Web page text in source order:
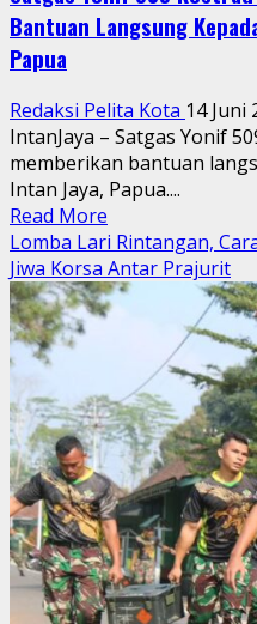
Bantuan Langsung
Papua
Redaksi Pelita Kota 14 Juni
IntanJaya – Satgas Yonif
memberikan bantuan
Intan Jaya, Papua....
Read More
more
about
Satgas
Yonif
Kostrad
Tingkatkan
Intensitas
Bantuan
Langsung
Kepada
Masyarakat
Intan
Jaya,
Papua
Lomba Lari Rintangan,
Jiwa Korsa Antar Prajurit